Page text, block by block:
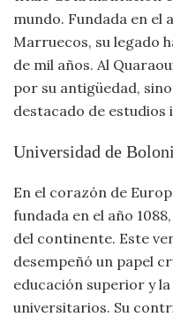
Religión
Salud
Sociología
Tecnología
Universo
Viajar
mundo. Fundada en el
Marruecos, su legado
de mil años. Al
por su antigüedad,
destacado de estudios
Universidad de
En el corazón de
fundada en el año
del continente. Este
desempeñó un papel
educación superior y
universitarios. Su